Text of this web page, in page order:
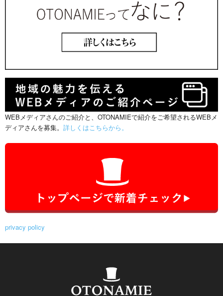
WEBメディアさんのご紹介と、OTONAMIEで紹介をご希望されるWEBメ
ディアさんを募集。 詳しくはこちらから。
privacy policy